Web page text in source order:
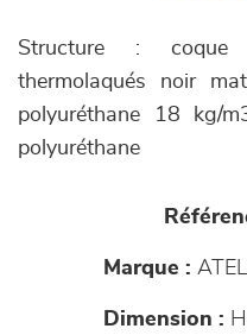
Structure : coque
thermolaqués noir
polyuréthane 18 kg/
polyuréthane
Marque :
Dimension :